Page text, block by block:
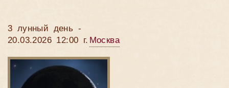
3 лунный день -
20.03.2026 12:00 г. Москва